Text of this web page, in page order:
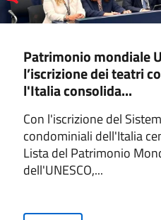
Patrimonio mondiale
l’iscrizione dei teatri
l'Italia consolida...
Con l'iscrizione del
condominiali dell'Italia
Lista del Patrimonio
dell'UNESCO,...